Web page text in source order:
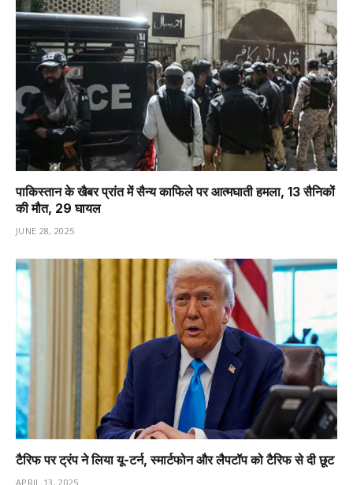
पाकिस्तान के खैबर प्रांत में सैन्य काफिले पर आत्मघाती हमला, 13 सैनिकों
की मौत, 29 घायल
JUNE 28, 2025
टैरिफ पर ट्रंप ने लिया यू-टर्न, स्मार्टफोन और लैपटॉप को टैरिफ से दी छूट
APRIL 13, 2025